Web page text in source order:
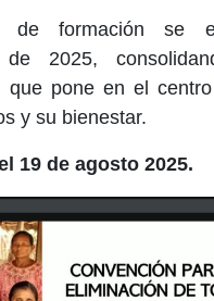
de formación se
de 2025,
que pone en el
y su bienestar.
19 de agosto 2025.